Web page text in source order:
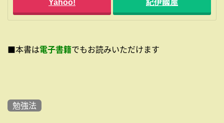
Yahoo! 紀伊國屋
■本書は電子書籍でもお読みいただけます
勉強法